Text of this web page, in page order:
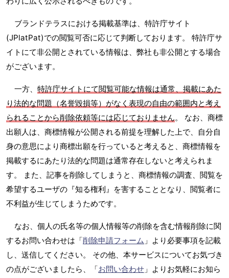
ブランドテラスにおける掲載基準は、特許庁サイト
(JPlatPat)での閲覧可否に応じて判断しております。 特許庁サ
イトにて非公開とされている情報は、弊社も非公開とする場合
がございます。
一方、 特許庁サイトにて閲覧可能な情報は通常、掲載にあた
り法的な問題（名誉毀損等）がなく表現の自由の範囲内と考え
られることから削除依頼等には応じておりません。 なお、商標
出願人は、商標情報が公開される前提を理解した上で、自分自
身の意思により商標出願を行っていると考えると、商標情報を
掲載するにあたり法的な問題は通常存在しないと考えられま
す。 また、記事を削除してしまうと、商標情報の調査、閲覧を
希望するユーザの『知る権利』を害することとなり、閲覧者に
不利益が生じてしまうためです。
なお、個人の氏名等の個人情報等の削除を含む情報削除に関
するお問い合わせは「削除申請フォーム 」より必要事項を記載
し、送信してください。 その他、本サービスについてお気づき
の点がございましたら、「お問い合わせ 」よりお気軽にお知ら